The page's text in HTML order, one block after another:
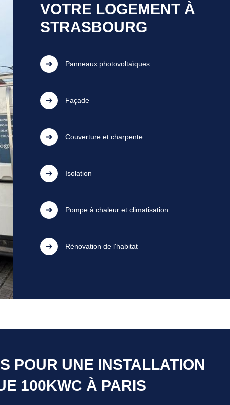
VOTRE LOGEMENT À
STRASBOURG
Panneaux photovoltaïques
Façade
Couverture et charpente
Isolation
Pompe à chaleur et climatisation
Rénovation de l'habitat
POUR UNE INSTALLATION
100KWC À PARIS